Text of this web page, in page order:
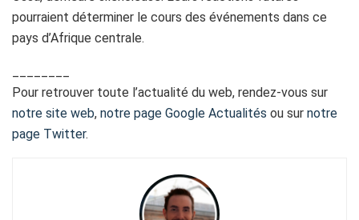
pourraient déterminer le cours des événements dans ce
pays d’Afrique centrale.
Pour retrouver toute l’actualité du web, rendez-vous sur
notre site web, notre page Google Actualités ou sur notre
page Twitter.